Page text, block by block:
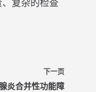
复杂的检查
下一页
炎合并性功能障